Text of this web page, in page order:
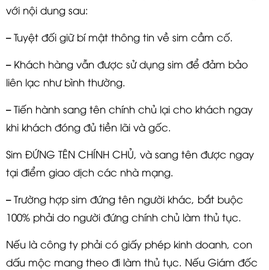
với nội dung sau:
– Tuyệt đối giữ bí mật thông tin về sim cầm cố.
– Khách hàng vẫn được sử dụng sim để đảm bảo
liên lạc như bình thường.
– Tiến hành sang tên chính chủ lại cho khách ngay
khi khách đóng đủ tiền lãi và gốc.
Sim ĐỨNG TÊN CHÍNH CHỦ, và sang tên được ngay
tại điểm giao dịch các nhà mạng.
– Trường hợp sim đứng tên người khác, bắt buộc
100% phải do người đứng chính chủ làm thủ tục.
Nếu là công ty phải có giấy phép kinh doanh, con
dấu mộc mang theo đi làm thủ tục. Nếu Giám đốc